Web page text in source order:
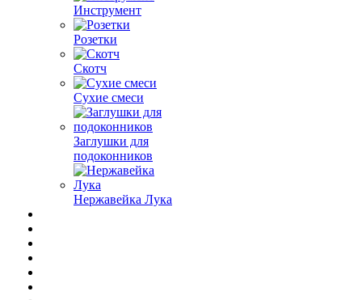
Инструмент
Розетки
Скотч
Сухие смеси
Заглушки для
подоконников
Нержавейка Лука